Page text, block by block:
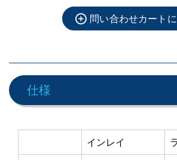
問い合わせカート
仕様
インレイ